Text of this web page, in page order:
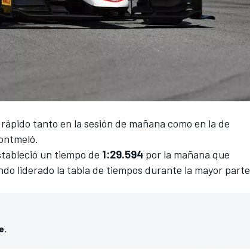
tanto en la sesión de mañana como en la de
un tiempo de 1:29.594 por la mañana que
liderado la tabla de tiempos durante la mayor parte